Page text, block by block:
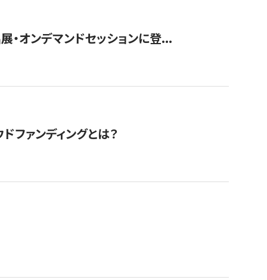
・オンデマンドセッションに登...
ファンディングとは？